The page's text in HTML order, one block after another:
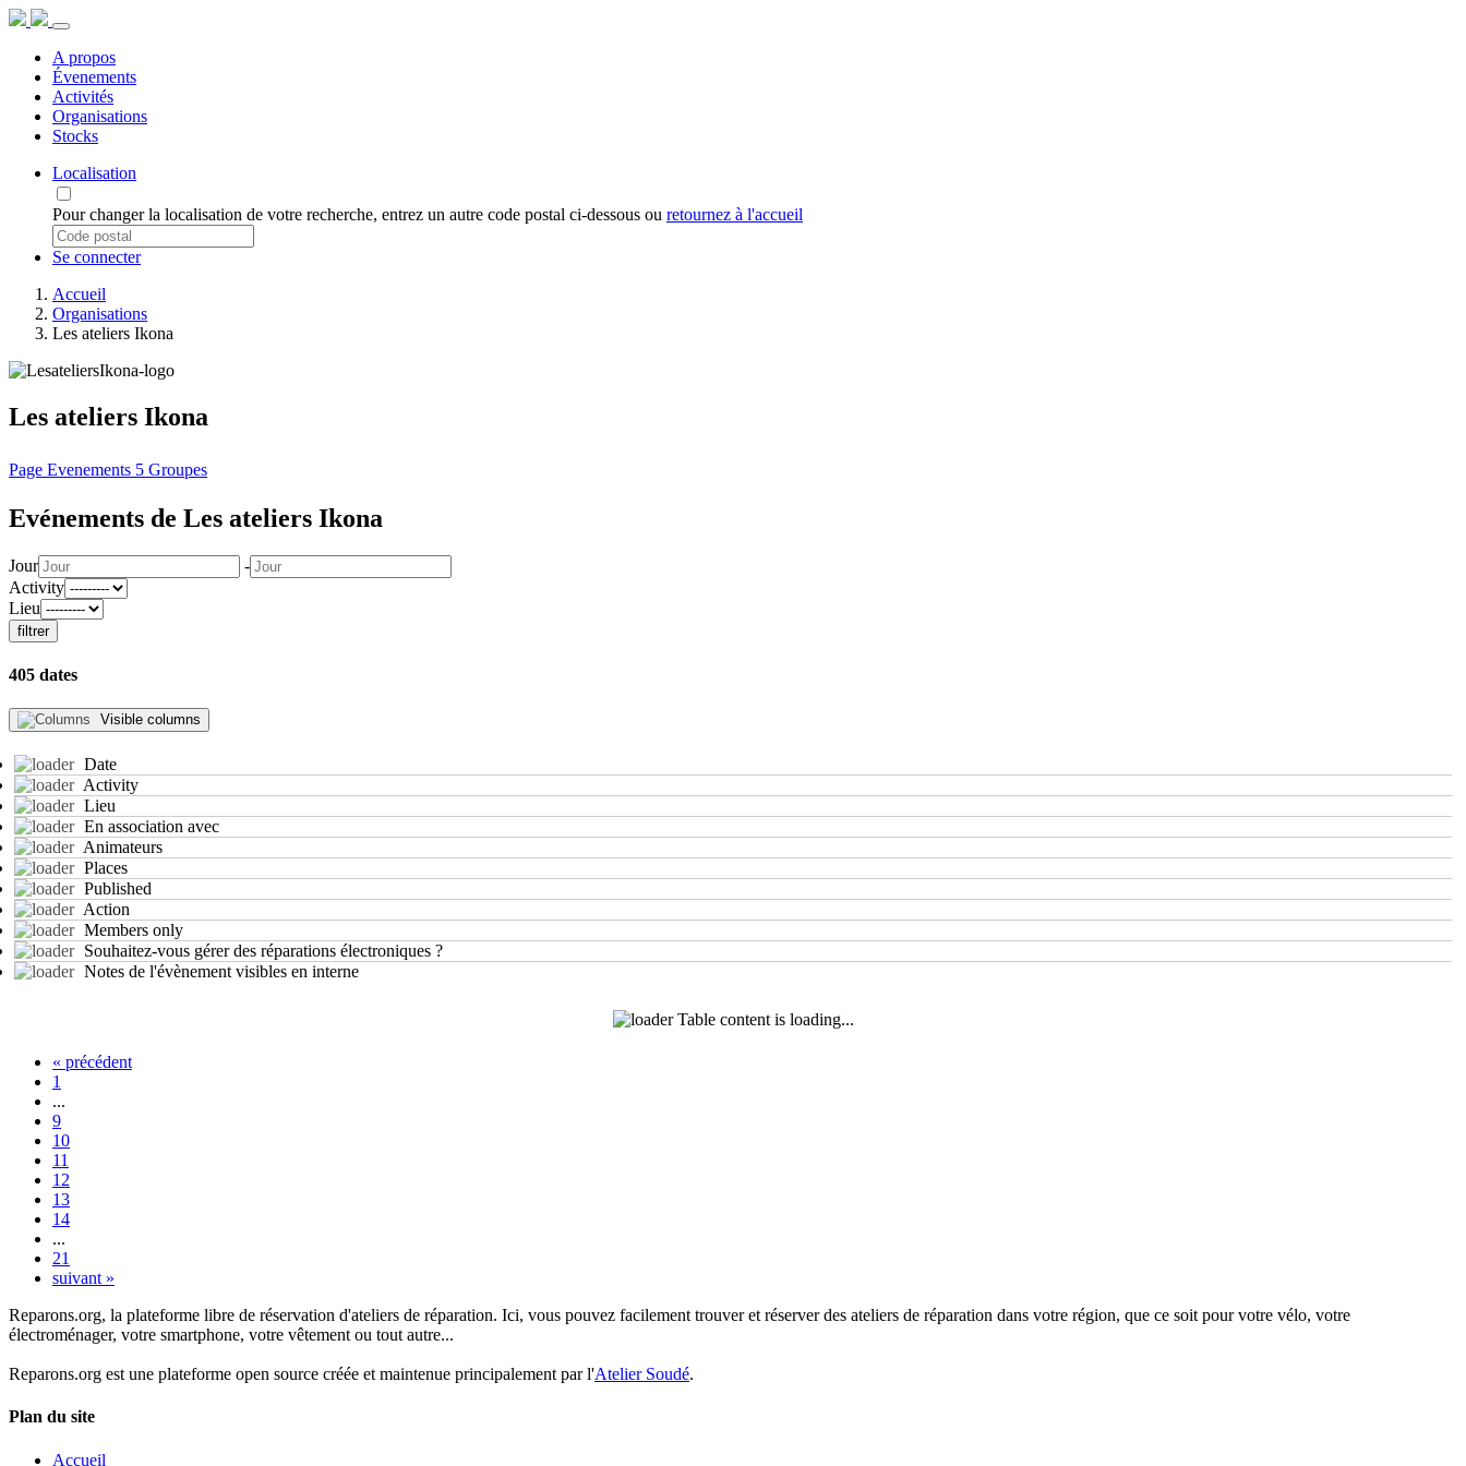
A propos
Évenements
Activités
Organisations
Stocks
Localisation
Pour changer la localisation de votre recherche, entrez un autre code postal ci-dessous ou retournez à l'accueil
Se connecter
Accueil
Organisations
Les ateliers Ikona
Les ateliers Ikona
Page Evenements 5 Groupes
Evénements de Les ateliers Ikona
Jour
-
Activity
Lieu
filtrer
405 dates
Visible columns
Date
Activity
Lieu
En association avec
Animateurs
Places
Published
Action
Members only
Souhaitez-vous gérer des réparations électroniques ?
Notes de l'évènement visibles en interne
Table content is loading...
« précédent
1
...
9
10
11
12
13
14
...
21
suivant »
Reparons.org, la plateforme libre de réservation d'ateliers de réparation. Ici, vous pouvez facilement trouver et réserver des ateliers de réparation dans votre région, que ce soit pour votre vélo, votre
électroménager, votre smartphone, votre vêtement ou tout autre...
Reparons.org est une plateforme open source créée et maintenue principalement par l'Atelier Soudé.
Plan du site
Accueil